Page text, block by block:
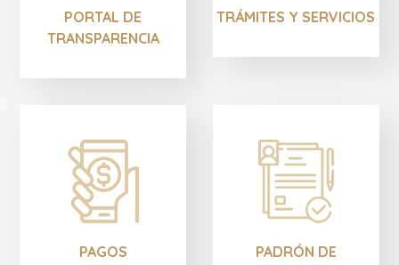
PORTAL DE
TRANSPARENCIA
TRÁMITES Y SERVICIOS
PAGOS
PADRÓN DE